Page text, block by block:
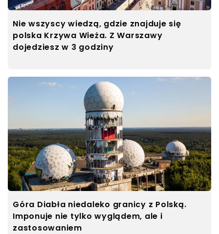
Nie wszyscy wiedzą, gdzie znajduje się
polska Krzywa Wieża. Z Warszawy
dojedziesz w 3 godziny
Góra Diabła niedaleko granicy z Polską.
Imponuje nie tylko wyglądem, ale i
zastosowaniem